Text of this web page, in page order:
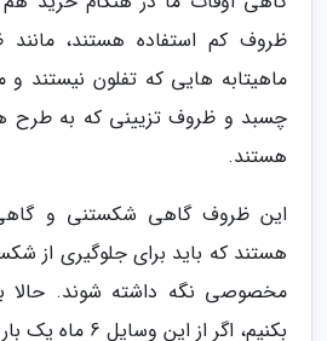
ظروف کم استفاده هستند،
ماهیتابه هایی که تفلون نیستند و
چسبد و ظروف تزیینی که به طرح
هستند.
این ظروف گاهی شکستنی و گاهی
هستند که باید برای جلوگیری از
مخصوصی نگه داشته شوند. حالا
بکنیم، اگر از